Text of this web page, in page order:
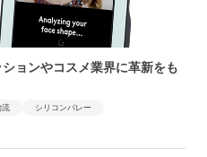
ョンやコスメ業界に革新をも
流 シリコンバレー